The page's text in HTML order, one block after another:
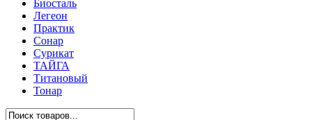
Биосталь
Легеон
Практик
Сонар
Сурикат
ТАЙГА
Титановый
Тонар